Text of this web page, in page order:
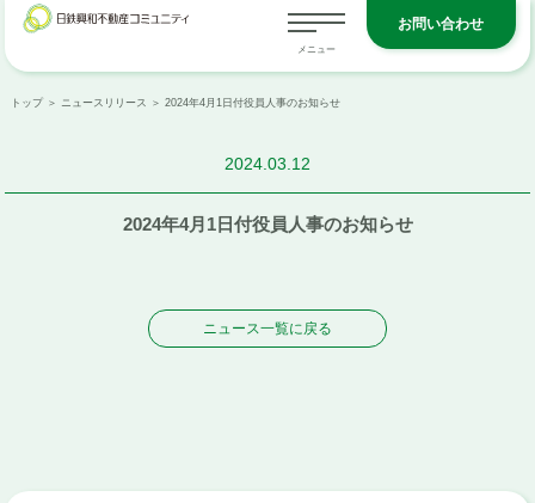
お問い合わせ
トップ＞ ニュースリリース ＞ 2024年4月1日付役員人事のお知らせ
2024.03.12
2024年4月1日付役員人事のお知らせ
ニュース一覧に戻る